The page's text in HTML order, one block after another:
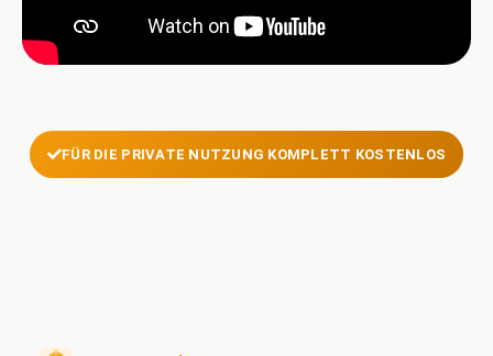
FÜR DIE PRIVATE NUTZUNG KOMPLETT KOSTENLOS